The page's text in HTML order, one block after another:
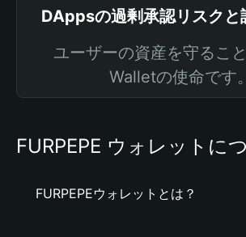
DAppsの過剰承認リスクと
ユーザーの資産を守るこ
Walletの使命です。
FURPEPE ウォレットに
FURPEPEウォレットとは？